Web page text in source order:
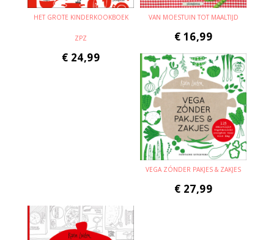
HET GROTE KINDERKOOKBOEK
ZPZ
€ 24,99
VAN MOESTUIN TOT MAALTIJD
€ 16,99
VEGA ZÓNDER PAKJES & ZAKJES
€ 27,99